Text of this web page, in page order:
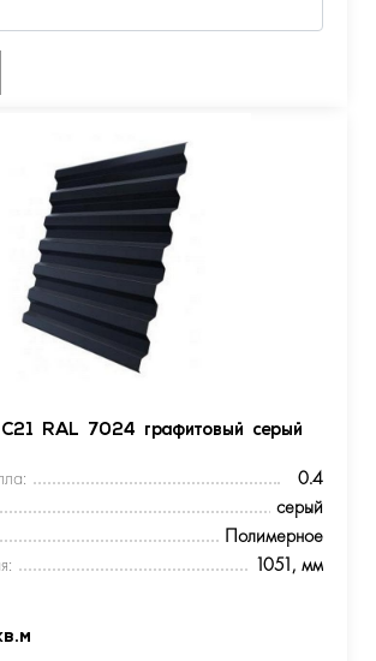
С21 RAL 7024 графитовый серый
0.4
серый
Полимерное
1051, мм